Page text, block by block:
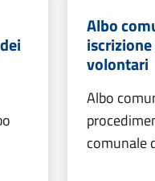
Albo
volontari
Albo
comunale